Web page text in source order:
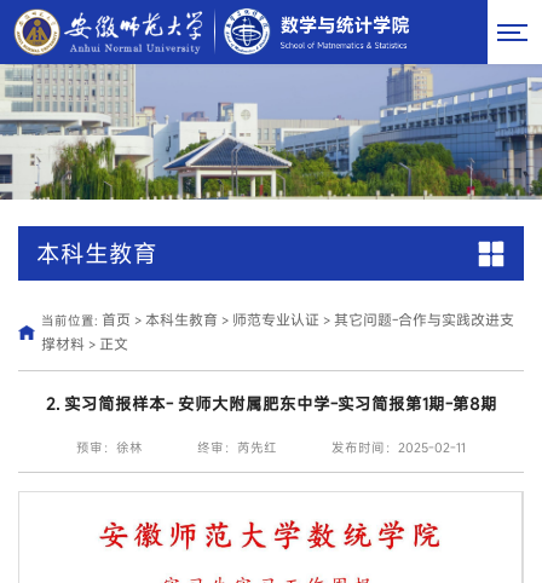
本科生教育
当前位置: 首页 > 本科生教育 > 师范专业认证 > 其它问题-合作与实践改进支
撑材料 > 正文
2. 实习简报样本- 安师大附属肥东中学-实习简报第1期-第8期
预审：徐林 终审：芮先红 发布时间：2025-02-11